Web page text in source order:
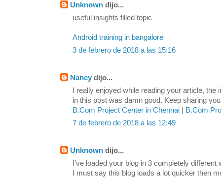
Unknown dijo...
useful insights filled topic
Android training in bangalore
3 de febrero de 2018 a las 15:16
Nancy dijo...
I really enjoyed while reading your article,
in this post was damn good. Keep sharing
B.Com Project Center in Chennai
B.Com
7 de febrero de 2018 a las 12:49
Unknown dijo...
I’ve loaded your blog in 3 completely
I must say this blog loads a lot quicker then